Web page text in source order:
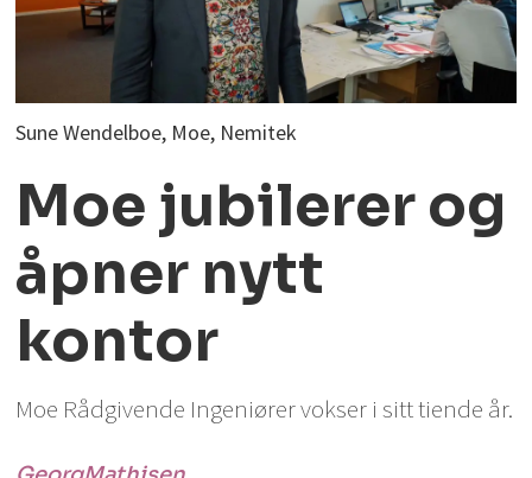
Sune Wendelboe, Moe, Nemitek
Moe jubilerer og
åpner nytt
kontor
Moe Rådgivende Ingeniører vokser i sitt tiende år.